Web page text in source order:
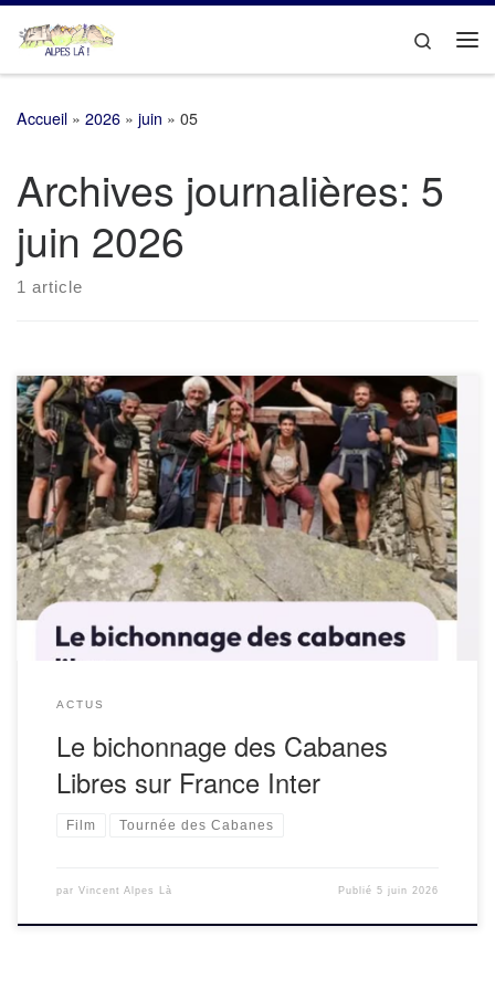
Passer au contenu
Search
Accueil » 2026 » juin » 05
Archives journalières: 5
juin 2026
1 article
Une chronique présentant les cabanes libres et leur
bichonnage a été diffusée début juin dans l’émission « C’est
la France » de Virginie Troussier. L’association « Tous à
Poêle » et le film « Cabanes […]
ACTUS
Le bichonnage des Cabanes
Libres sur France Inter
Film Tournée des Cabanes
par Vincent Alpes Là Publié5 juin 2026